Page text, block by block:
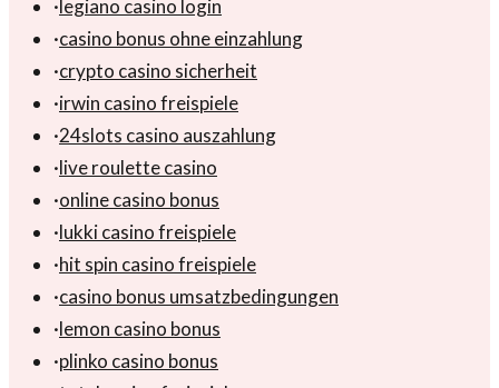
· legiano casino login
·casino bonus ohne einzahlung
·crypto casino sicherheit
·irwin casino freispiele
·24slots casino auszahlung
·live roulette casino
·online casino bonus
·lukki casino freispiele
·hit spin casino freispiele
·casino bonus umsatzbedingungen
·lemon casino bonus
·plinko casino bonus